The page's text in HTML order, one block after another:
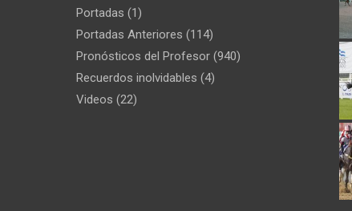
Portadas (1)
Portadas Anteriores (114)
Pronósticos del Profesor (940)
Recuerdos inolvidables (4)
Videos (22)